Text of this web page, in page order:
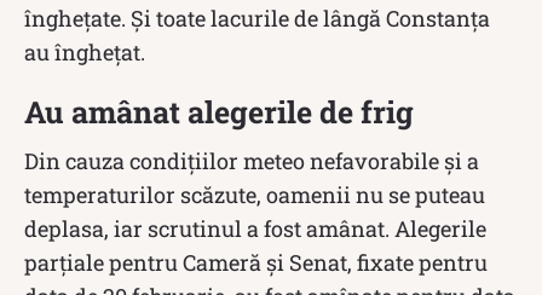
îngheţate. Și toate lacurile de lângă Constanța
au înghețat.
Au amânat alegerile de frig
Din cauza condiţiilor meteo nefavorabile și a
temperaturilor scăzute, oamenii nu se puteau
deplasa, iar scrutinul a fost amânat. Alegerile
parţiale pentru Cameră şi Senat, fixate pentru